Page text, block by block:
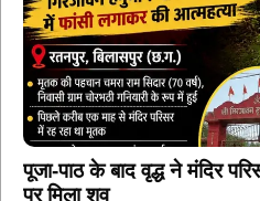
पूजा-पाठ के बाद वृद्ध ने मंदिर
पर मिला शव